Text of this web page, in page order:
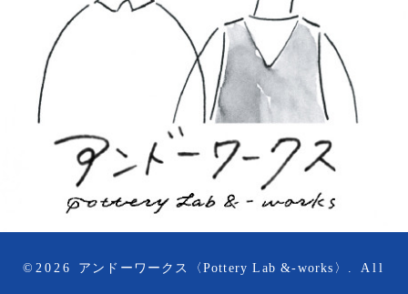
©2026 アンドーワークス〈Pottery Lab &-works〉 . All